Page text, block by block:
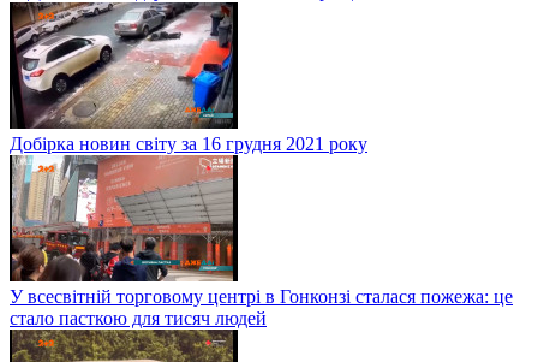
Добірка новин світу за 16 грудня 2021 року
У всесвітній торговому центрі в Гонконзі сталася пожежа: це
стало пасткою для тисяч людей